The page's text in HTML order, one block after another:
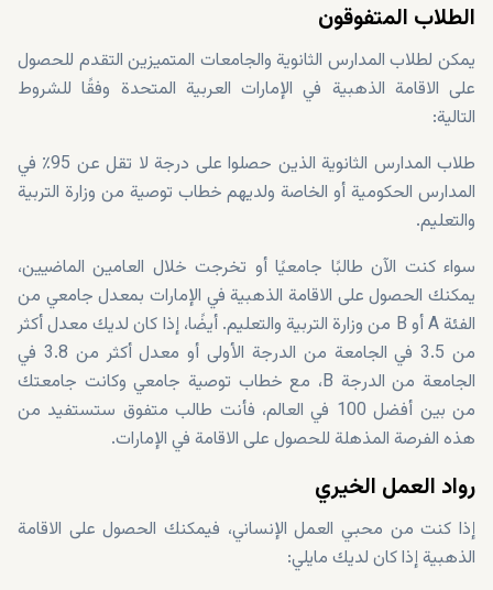
الطلاب المتفوقون
يمكن لطلاب المدارس الثانوية والجامعات المتميزين التقدم للحصول
على الاقامة الذهبية في الإمارات العربية المتحدة وفقًا للشروط
التالية:
طلاب المدارس الثانوية الذين حصلوا على درجة لا تقل عن 95٪ في
المدارس الحكومية أو الخاصة ولديهم خطاب توصية من وزارة التربية
والتعليم.
سواء كنت الآن طالبًا جامعيًا أو تخرجت خلال العامين الماضيين،
يمكنك الحصول على الاقامة الذهبية في الإمارات بمعدل جامعي من
الفئة A أو B من وزارة التربية والتعليم. أيضًا، إذا كان لديك معدل أكثر
من 3.5 في الجامعة من الدرجة الأولى أو معدل أكثر من 3.8 في
الجامعة من الدرجة B، مع خطاب توصية جامعي وكانت جامعتك
من بين أفضل 100 في العالم، فأنت طالب متفوق ستستفيد من
هذه الفرصة المذهلة للحصول على الاقامة في الإمارات.
رواد العمل الخيري
إذا كنت من محبي العمل الإنساني، فيمكنك الحصول على الاقامة
الذهبية إذا كان لديك مايلي: